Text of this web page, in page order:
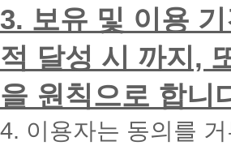
리
겠
습
니
다.
3. 보유 및 이용
적 달성 시 까지,
을 원칙으로 합니
4. 이용자는 동의를